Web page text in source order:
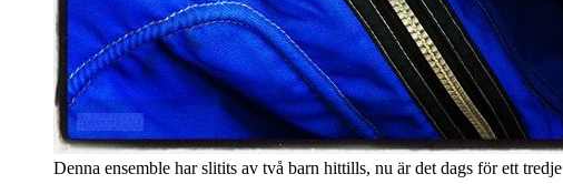
Denna ensemble har slitits av två barn hittills, nu är det dags för ett tredje